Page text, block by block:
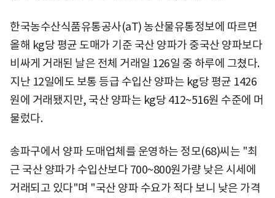
한국농수산식품유통공사(aT) 농산물유통정보에 따르면
올해 kg당 평균 도매가 기준 국산 양파가 중국산 양파보다
비싸게 거래된 날은 전체 거래일 126일 중 하루에 그쳤다.
지난 12일에도 보통 등급 수입산 양파는 kg당 평균 1426
원에 거래됐지만, 국산 양파는 kg당 412~516원 수준에 머
물렀다.
송파구에서 양파 도매업체를 운영하는 정모(68)씨는 "최
근 국산 양파가 수입산보다 700~800원가량 낮은 시세에
거래되고 있다"며 "국산 양파 수요가 적다 보니 낮은 가격